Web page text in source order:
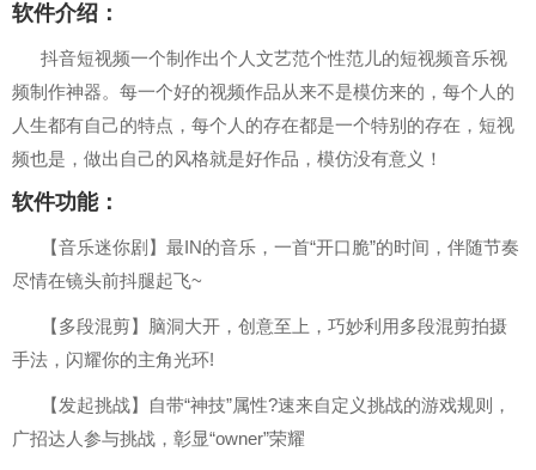
软件介绍：
抖音短视频一个制作出个人文艺范个性范儿的短视频音乐视
频制作神器。每一个好的视频作品从来不是模仿来的，每个人的
人生都有自己的特点，每个人的存在都是一个特别的存在，短视
频也是，做出自己的风格就是好作品，模仿没有意义！
软件功能：
【音乐迷你剧】最IN的音乐，一首“开口脆”的时间，伴随节奏
尽情在镜头前抖腿起飞~
【多段混剪】脑洞大开，创意至上，巧妙利用多段混剪拍摄
手法，闪耀你的主角光环!
【发起挑战】自带“神技”属性?速来自定义挑战的游戏规则，
广招达人参与挑战，彰显“owner”荣耀